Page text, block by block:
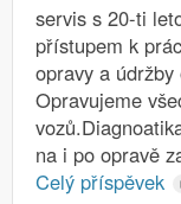
servis s 20-ti
přístupem k
opravy a
Opravujeme
na i po opravě
Celý příspěvek